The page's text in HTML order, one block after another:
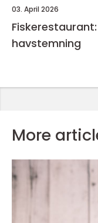
03. April 2026
havstemning
More